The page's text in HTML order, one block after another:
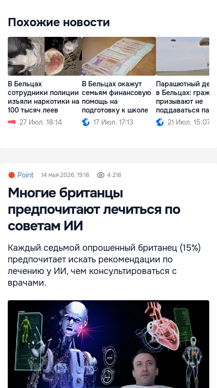
Похожие новости
В Бельцах
сотрудники полиции
изъяли наркотики на
100 тысяч леев
27 Июл. 18:14
В Бельцах окажут
семьям финансовую
помощь на
подготовку к школе
17 Июл. 17:13
Парашютный
в Бельцах:
призывают не
поддаваться
21 Июл. 15:07
Point 14 мая 2026, 19:18 4 218
Многие британцы
предпочитают лечиться по
советам ИИ
Каждый седьмой опрошенный британец (15%)
предпочитает искать рекомендации по
лечению у ИИ, чем консультироваться с
врачами.